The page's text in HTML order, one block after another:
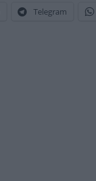
Telegram